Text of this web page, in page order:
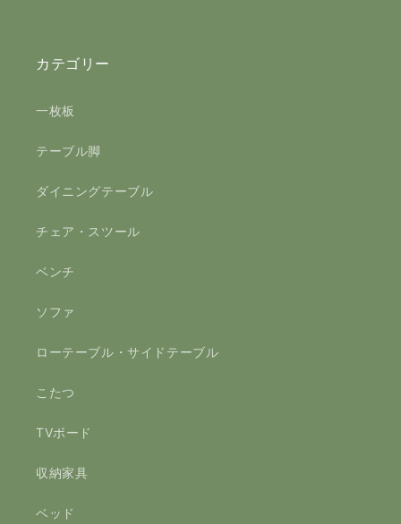
カテゴリー
一枚板
テーブル脚
ダイニングテーブル
チェア・スツール
ベンチ
ソファ
ローテーブル・サイドテーブル
こたつ
TVボード
収納家具
ベッド